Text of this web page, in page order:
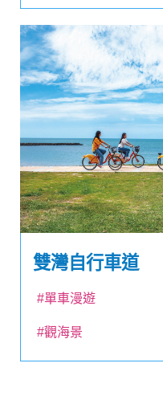
雙灣自行車道
#單車漫遊
#觀海景